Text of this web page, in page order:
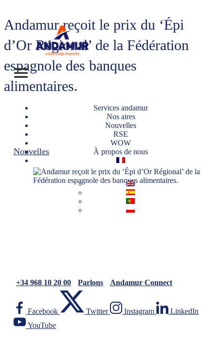
Services andamur
Nos aires
Nouvelles
RSE
WOW
À propos de nous
+34 968 10 20 00 Parlons Andamur Connect
Facebook Twitter Instagram
LinkedIn
YouTube
Andamur reçoit le prix du ‘Épi
d’Or Régional’ de la Fédération
espagnole des banques
alimentaires.
Nouvelles